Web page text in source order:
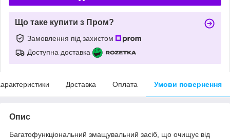
Що таке купити з Пром?
Замовлення під захистом
Доступна доставка
Доставка Оплата Умови повернення
Опис
Багатофункціональний змащувальний засіб, що очищує від